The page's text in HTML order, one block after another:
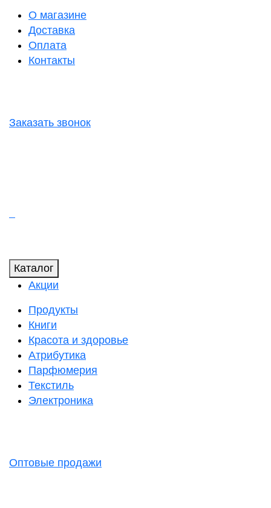
О магазине
Доставка
Оплата
Контакты
Заказать звонок
Каталог
Акции
Продукты
Книги
Красота и здоровье
Атрибутика
Парфюмерия
Текстиль
Электроника
Оптовые продажи